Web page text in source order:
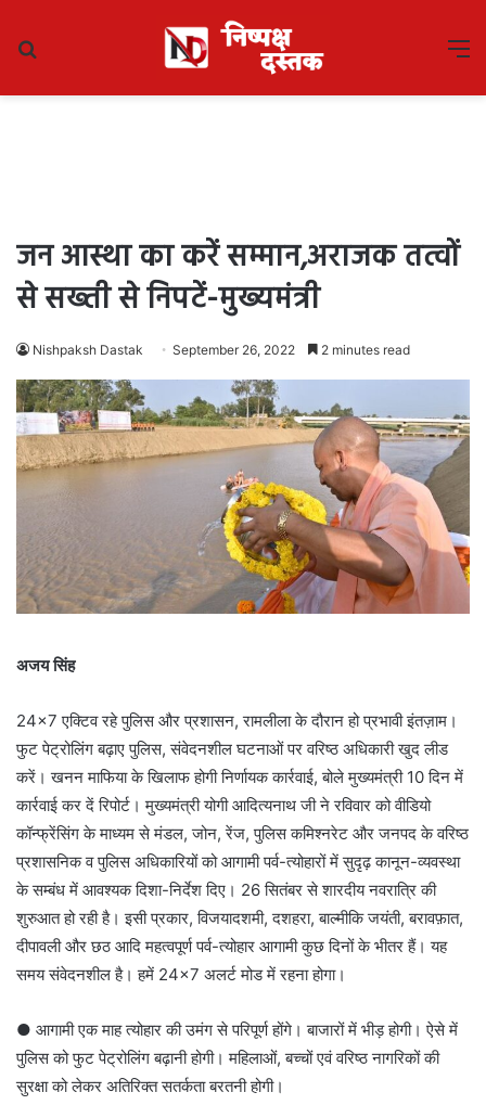
जन आस्था का करें सम्मान,अराजक तत्वों
से सख्ती से निपटें-मुख्यमंत्री
Nishpaksh Dastak September 26, 2022 2 minutes read
अजय सिंह
24×7 एक्टिव रहे पुलिस और प्रशासन, रामलीला के दौरान हो प्रभावी इंतज़ाम।
फुट पेट्रोलिंग बढ़ाए पुलिस, संवेदनशील घटनाओं पर वरिष्ठ अधिकारी खुद लीड
करें। खनन माफिया के खिलाफ होगी निर्णायक कार्रवाई, बोले मुख्यमंत्री 10 दिन में
कार्रवाई कर दें रिपोर्ट। मुख्यमंत्री योगी आदित्यनाथ जी ने रविवार को वीडियो
कॉन्फ्रेंसिंग के माध्यम से मंडल, जोन, रेंज, पुलिस कमिश्नरेट और जनपद के वरिष्ठ
प्रशासनिक व पुलिस अधिकारियों को आगामी पर्व-त्योहारों में सुदृढ़ कानून-व्यवस्था
के सम्बंध में आवश्यक दिशा-निर्देश दिए। 26 सितंबर से शारदीय नवरात्रि की
शुरुआत हो रही है। इसी प्रकार, विजयादशमी, दशहरा, बाल्मीकि जयंती, बरावफ़ात,
दीपावली और छठ आदि महत्वपूर्ण पर्व-त्योहार आगामी कुछ दिनों के भीतर हैं। यह
समय संवेदनशील है। हमें 24×7 अलर्ट मोड में रहना होगा।
● आगामी एक माह त्योहार की उमंग से परिपूर्ण होंगे। बाजारों में भीड़ होगी। ऐसे में
पुलिस को फुट पेट्रोलिंग बढ़ानी होगी। महिलाओं, बच्चों एवं वरिष्ठ नागरिकों की
सुरक्षा को लेकर अतिरिक्त सतर्कता बरतनी होगी।